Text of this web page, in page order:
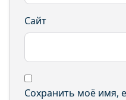
Сайт
Сохранить моё имя,